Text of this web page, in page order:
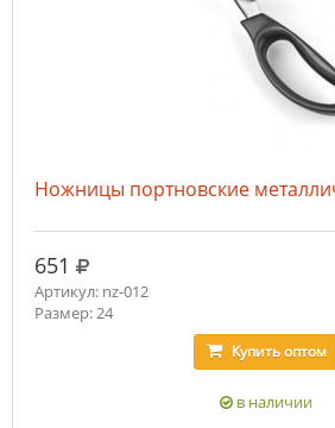
Ножницы портновские
651 руб.
Артикул: nz-012
Размер: 24
Купитьоптом
в наличии